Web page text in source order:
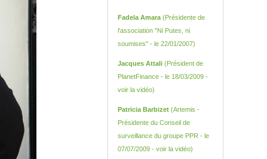
Fadela Amara (Présidente de
l'association "Ni Putes, ni
soumises" - le 22/01/2007)
Jacques Attali (Président de
PlanetFinance - le 18/03/2009 -
voir la vidéo)
Patricia Barbizet (Artemis -
Présidente du Conseil de
surveillance du groupe PPR - le
07/07/2009 - voir la vidéo)